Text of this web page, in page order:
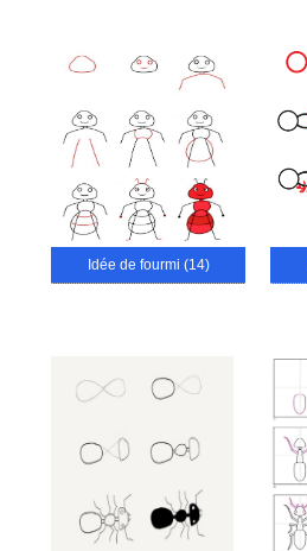
Idée de fourmi (14)